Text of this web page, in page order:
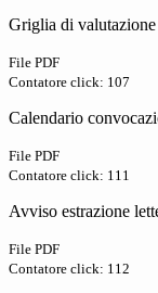
Griglia di
File PDF
Contatore click: 107
Calendario
File PDF
Contatore click: 111
Avviso estrazione
File PDF
Contatore click: 112